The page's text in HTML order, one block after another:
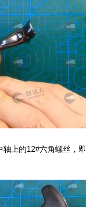
上的12#六角螺丝，即